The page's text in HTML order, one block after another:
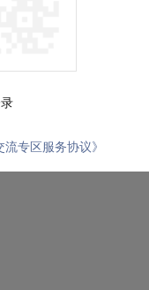
流专区服务协议》